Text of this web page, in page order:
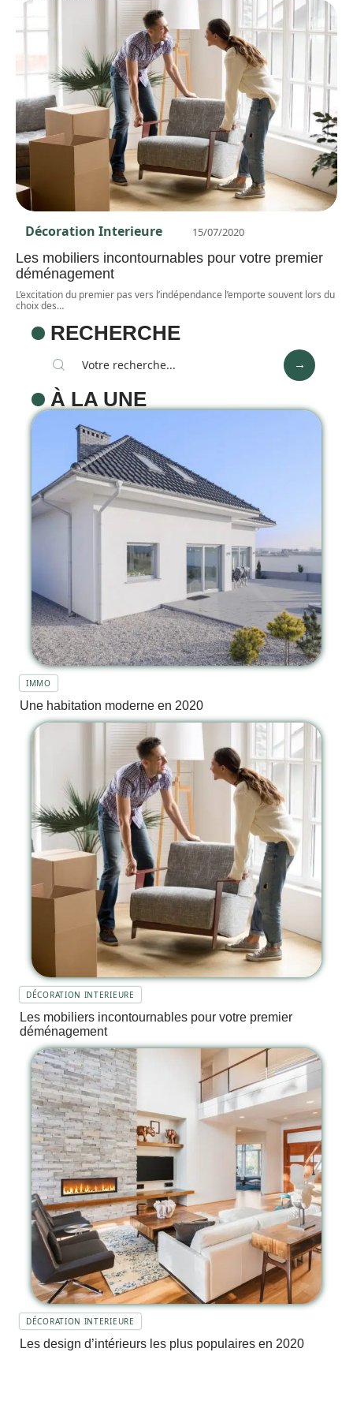
Décoration Interieure 15/07/2020
Les mobiliers incontournables pour votre premier
déménagement
L’excitation du premier pas vers l’indépendance l’emporte souvent lors du
choix des…
RECHERCHE
À LA UNE
IMMO
Une habitation moderne en 2020
DÉCORATION INTERIEURE
Les mobiliers incontournables pour votre premier
déménagement
DÉCORATION INTERIEURE
Les design d’intérieurs les plus populaires en 2020